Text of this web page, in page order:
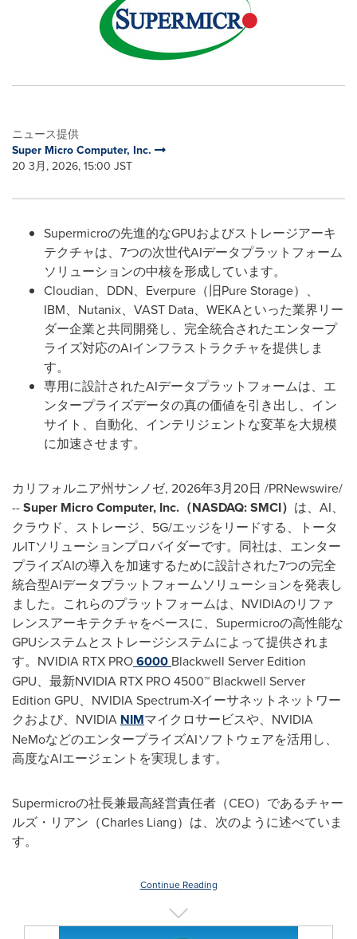
ニュース提供
Super Micro Computer, Inc.
20 3月, 2026, 15:00 JST
Supermicroの先進的なGPUおよびストレージアーキ
テクチャは、7つの次世代AIデータプラットフォーム
ソリューションの中核を形成しています。
Cloudian、DDN、Everpure（旧Pure Storage）、
IBM、Nutanix、VAST Data、WEKAといった業界リー
ダー企業と共同開発し、完全統合されたエンタープ
ライズ対応のAIインフラストラクチャを提供しま
す。
専用に設計されたAIデータプラットフォームは、エ
ンタープライズデータの真の価値を引き出し、イン
サイト、自動化、インテリジェントな変革を大規模
に加速させます。
カリフォルニア州サンノゼ, 2026年3月20日 /PRNewswire/
--Super Micro Computer, Inc. （NASDAQ: SMCI） は、AI、
クラウド、ストレージ、5G/エッジをリードする、トータ
ルITソリューションプロバイダーです。同社は、エンター
プライズAIの導入を加速するために設計された7つの完全
統合型AIデータプラットフォームソリューションを発表し
ました。これらのプラットフォームは、NVIDIAのリファ
レンスアーキテクチャをベースに、Supermicroの高性能な
GPUシステムとストレージシステムによって提供されま
す。NVIDIA RTX PRO6000 Blackwell Server Edition
GPU、最新NVIDIA RTX PRO 4500™ Blackwell Server
Edition GPU、NVIDIA Spectrum-Xイーサネットネットワー
クおよび、NVIDIA NIMマイクロサービスや、NVIDIA
NeMoなどのエンタープライズAIソフトウェアを活用し、
高度なAIエージェントを実現します。
Supermicroの社長兼最高経営責任者（CEO）であるチャー
ルズ・リアン（Charles Liang）は、次のように述べていま
す。
Continue Reading